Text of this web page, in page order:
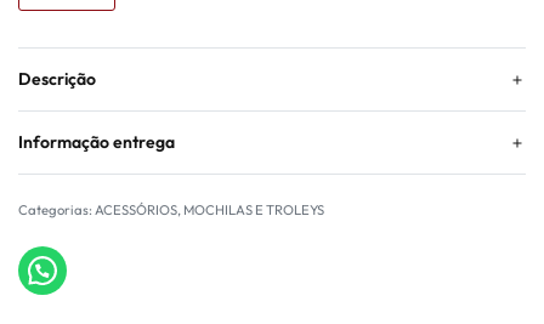
Descrição
Informação entrega
Categorias: ACESSÓRIOS, MOCHILAS E TROLEYS